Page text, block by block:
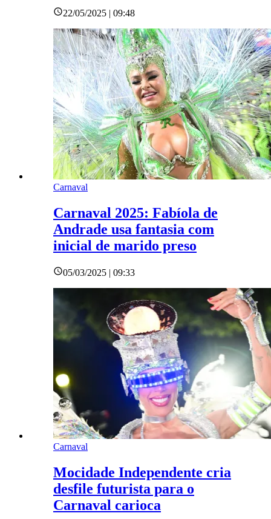
22/05/2025 | 09:48
Carnaval
Carnaval 2025: Fabíola de
Andrade usa fantasia com
inicial de marido preso
05/03/2025 | 09:33
Carnaval
Mocidade Independente cria
desfile futurista para o
Carnaval carioca